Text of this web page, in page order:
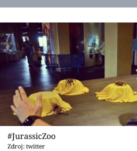
#JurassicZoo
Zdroj: twitter